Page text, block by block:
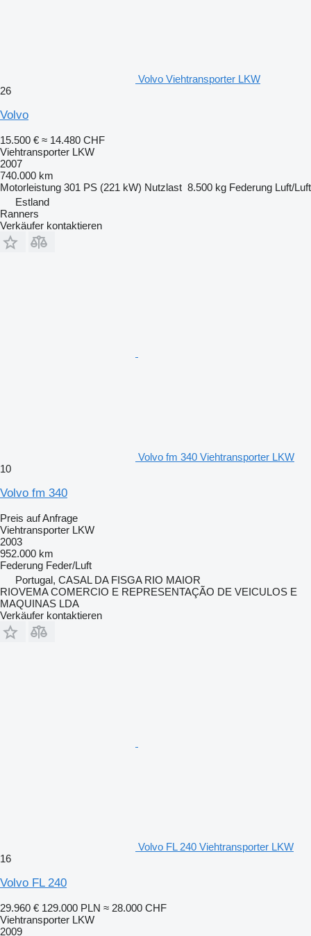
Volvo Viehtransporter LKW
26
Volvo
15.500 € ≈ 14.480 CHF
Viehtransporter LKW
2007
740.000 km
Motorleistung 301 PS (221 kW) Nutzlast 8.500 kg Federung Luft/Luft
Estland
Ranners
Verkäufer kontaktieren
Volvo fm 340 Viehtransporter LKW
10
Volvo fm 340
Preis auf Anfrage
Viehtransporter LKW
2003
952.000 km
Federung Feder/Luft
Portugal, CASAL DA FISGA RIO MAIOR
RIOVEMA COMERCIO E REPRESENTAÇÃO DE VEICULOS E
MAQUINAS LDA
Verkäufer kontaktieren
Volvo FL 240 Viehtransporter LKW
16
Volvo FL 240
29.960 € 129.000 PLN ≈ 28.000 CHF
Viehtransporter LKW
2009